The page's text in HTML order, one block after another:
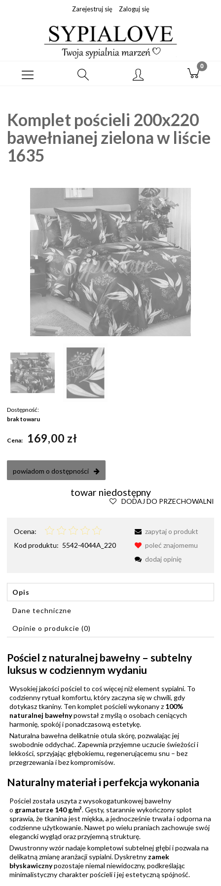
Zarejestruj się Zaloguj się
Komplet pościeli 200x220
bawełnianej zielona w liście
1635
Dostępność:
brak towaru
Cena: 169,00 zł
powiadom o dostępności
towar niedostępny
DODAJ DO PRZECHOWALNI
Ocena:
Kod produktu: 5542-4044A_220
zapytaj o produkt
poleć znajomemu
dodaj opinię
Opis
Dane techniczne
Opinie o produkcie (0)
Pościel z naturalnej bawełny – subtelny
luksus w codziennym wydaniu
Wysokiej jakości pościel to coś więcej niż element sypialni. To
codzienny rytuał komfortu, który zaczyna się w chwili, gdy
dotykasz tkaniny. Ten komplet pościeli wykonany z 100%
naturalnej bawełnypowstał z myślą o osobach ceniących
harmonię, spokój i ponadczasową estetykę.
Naturalna bawełna delikatnie otula skórę, pozwalając jej
swobodnie oddychać. Zapewnia przyjemne uczucie świeżości i
lekkości, sprzyjając głębokiemu, regenerującemu snu – bez
przegrzewania i bez kompromisów.
Naturalny materiał i perfekcja wykonania
Pościel została uszyta z wysokogatunkowej bawełny
o gramaturze 140 g/m². Gęsty, starannie wykończony splot
sprawia, że tkanina jest miękka, a jednocześnie trwała i odporna na
codzienne użytkowanie. Nawet po wielu praniach zachowuje swój
elegancki wygląd oraz przyjemną strukturę.
Dwustronny wzór nadaje kompletowi subtelnej głębi i pozwala na
delikatną zmianę aranżacji sypialni. Dyskretny zamek
błyskawicznypozostaje niemal niewidoczny, podkreślając
minimalistyczny charakter pościeli i jej estetyczną spójność.